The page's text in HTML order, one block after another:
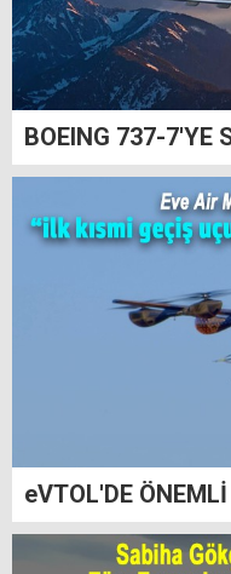
BOEING 737-7'YE
eVTOL'DE